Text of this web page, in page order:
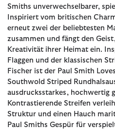
Smiths unverwechselbarer,
Inspiriert vom britischen
erneut zwei der beliebtesten
zusammen und fängt den
Kreativität ihrer Heimat ein.
Flaggen und der klassischen
Fischer ist der Paul Smith
Southwold Striped
ausdrucksstarkes, hochwertig
Kontrastierende Streifen
Struktur und einen Hauch
Paul Smiths Gespür für